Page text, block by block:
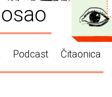
Podcast Čitaonica